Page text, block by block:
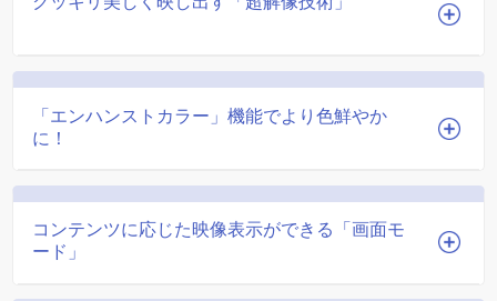
「エンハンストカラー」機能でより色鮮やか
に！
コンテンツに応じた映像表示ができる「画面モ
ード」